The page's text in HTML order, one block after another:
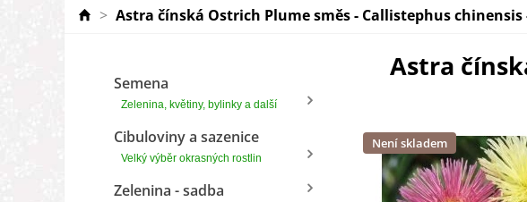
> Astra čínská Ostrich Plume směs - Callistephus chinensis
Semena
Zelenina, květiny, bylinky a další
Cibuloviny a sazenice
Velký výběr okrasných rostlin
Zelenina - sadba
Astra
Není skladem